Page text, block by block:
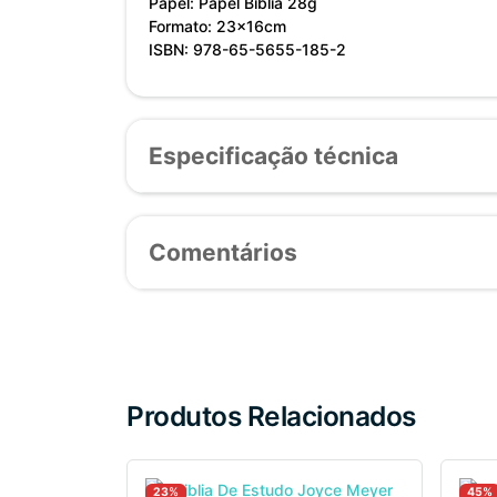
Formato: 23x16cm
ISBN: 978-65-5655-185-2
Especificação técnica
Comentários
Produtos Relacionados
23% 45%